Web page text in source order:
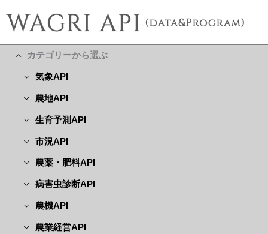
カテゴリーから選ぶ
気象API
農地API
生育予測API
市況API
農薬・肥料API
病害虫診断API
農機API
農業経営API